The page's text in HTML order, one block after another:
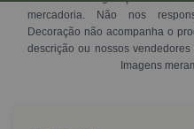
mercadoria. Não nos
Decoração não acompanha o
descrição ou nossos
Imagens